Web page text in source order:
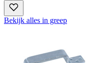
Bekijk alles in greep